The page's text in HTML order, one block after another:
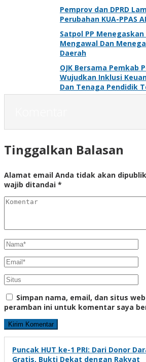
Pemprov dan DPRD
Perubahan KUA-PPAS
Satpol PP
Mengawal Dan
Daerah
OJK Bersama Pemkab
Wujudkan Inklusi Keuangan Nyata:
Dan Tenaga Pendidik
Jiwa
Tinggalkan Balasan
Alamat email Anda tidak akan
wajib ditandai *
Simpan nama, email, dan situs
peramban ini untuk komentar saya
Puncak HUT ke-1 PRI: Dari Donor
Gratis, Bukti Dekat dengan Rakyat